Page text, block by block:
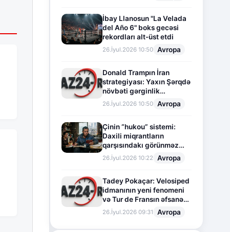
İbay Llanosun "La Velada
del Año 6" boks gecəsi
rekordları alt-üst etdi
26.İyul.2026 10:50 Avropa
Donald Trampın İran
strategiyası: Yaxın Şərqdə
növbəti gərginlik
mərhələsi
26.İyul.2026 10:50 Avropa
Çinin “hukou” sistemi:
Daxili miqrantların
qarşısındakı görünməz
sədd
26.İyul.2026 10:22 Avropa
Tadey Pokaçar: Velosiped
idmanının yeni fenomeni
və Tur de Fransın əfsanəvi
səhifəsi
26.İyul.2026 09:31 Avropa